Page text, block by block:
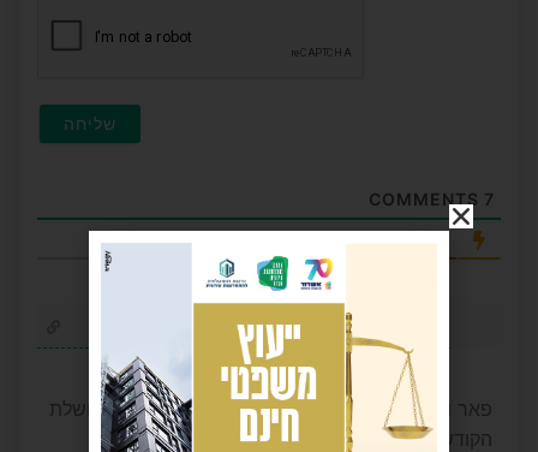
7
החדשות ביותר
יחזקאל שראגא
פאר והדר צנוע מלא תורה ענווה וקדושה. כיאות לשושלת
הקודש